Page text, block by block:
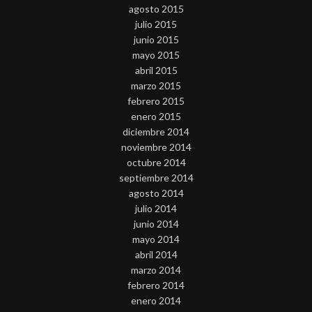
agosto 2015
julio 2015
junio 2015
mayo 2015
abril 2015
marzo 2015
febrero 2015
enero 2015
diciembre 2014
noviembre 2014
octubre 2014
septiembre 2014
agosto 2014
julio 2014
junio 2014
mayo 2014
abril 2014
marzo 2014
febrero 2014
enero 2014